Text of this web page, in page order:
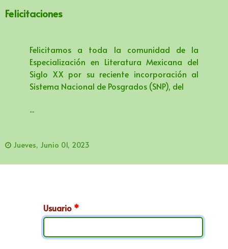
Felicitaciones
Felicitamos a toda la comunidad de la
Especialización en Literatura Mexicana del
Siglo XX por su reciente incorporación al
Sistema Nacional de Posgrados (SNP), del
...
Jueves, Junio 01, 2023
Usuario *